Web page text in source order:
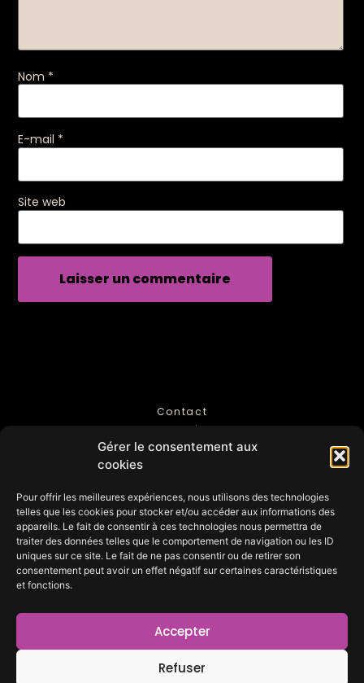
Gérer le consentement aux
cookies
Pour offrir les meilleures expériences, nous utilisons des technologies
telles que les cookies pour stocker et/ou accéder aux informations des
appareils. Le fait de consentir à ces technologies nous permettra de
traiter des données telles que le comportement de navigation ou les ID
uniques sur ce site. Le fait de ne pas consentir ou de retirer son
consentement peut avoir un effet négatif sur certaines caractéristiques
et fonctions.
Accepter
Refuser
Nom *
E-mail *
Site web
67 rue St François de Sales
06 65 13 50 50
Contact
Mentions légales
Politique de Confidentialité